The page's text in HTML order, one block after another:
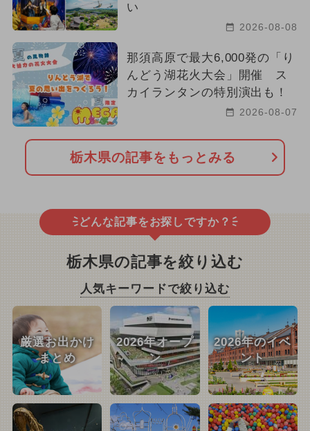
い
2026-08-08
那須高原で最大6,000発の「り
んどう湖花火大会」開催 ス
カイランタンの特別演出も！
2026-08-07
栃木県の記事をもっとみる
どんな記事をお探しですか？
栃木県の記事を絞り込む
人気キーワードで絞り込む
厳選お出かけ
まとめ
2026年オープ
ン
2026年のイベ
ント